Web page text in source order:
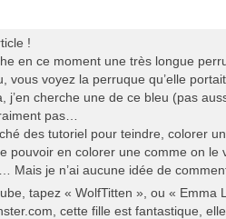
!
en ce moment une très longue
vous voyez la perruque qu’elle
j’en cherche une de ce bleu (pas
pas…
des tutoriel pour teindre, colorer
pouvoir en colorer une comme on le
Mais je n’ai aucune idée de
tapez « WolfTitten », ou « Emma
cette fille est fantastique,